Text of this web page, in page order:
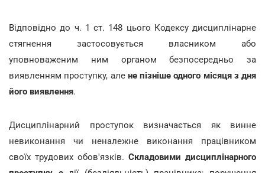
Відповідно до ч. 1 ст. 148 цього Кодексу дисциплінарне
стягнення застосовується власником або
уповноваженим ним органом безпосередньо за
виявленням проступку, але не пізніше одного місяця з дня
його виявлення.
Дисциплінарний проступок визначається як винне
невиконання чи неналежне виконання працівником
своїх трудових обов'язків. Складовими дисциплінарного